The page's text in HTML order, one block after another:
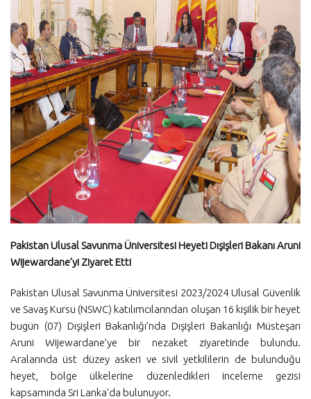
Pakistan Ulusal Savunma Üniversitesi Heyeti Dışişleri Bakanı Aruni
Wijewardane’yi Ziyaret Etti
Pakistan Ulusal Savunma Üniversitesi 2023/2024 Ulusal Güvenlik
ve Savaş Kursu (NSWC) katılımcılarından oluşan 16 kişilik bir heyet
bugün (07) Dışişleri Bakanlığı’nda Dışişleri Bakanlığı Müsteşarı
Aruni Wijewardane’ye bir nezaket ziyaretinde bulundu.
Aralarında üst düzey askeri ve sivil yetkililerin de bulunduğu
heyet, bölge ülkelerine düzenledikleri inceleme gezisi
kapsamında Sri Lanka’da bulunuyor.